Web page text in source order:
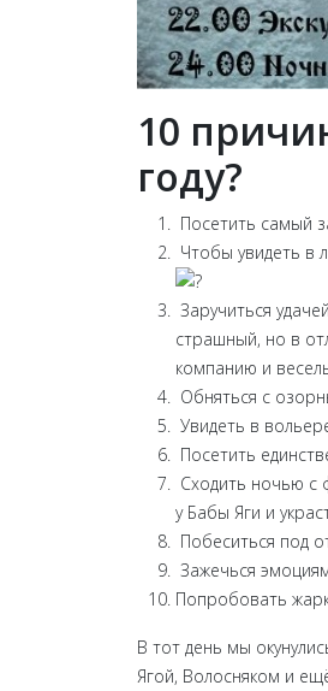
10
году?
Посетить самый
Чтобы увидеть в
Заручиться
страшный, но в
компанию и
Обняться с
Увидеть в
Посетить
Сходить ночью с
у Бабы Яги и
Побеситься под
Зажечься
Попробовать
В тот день мы
Ягой, Волосняком и